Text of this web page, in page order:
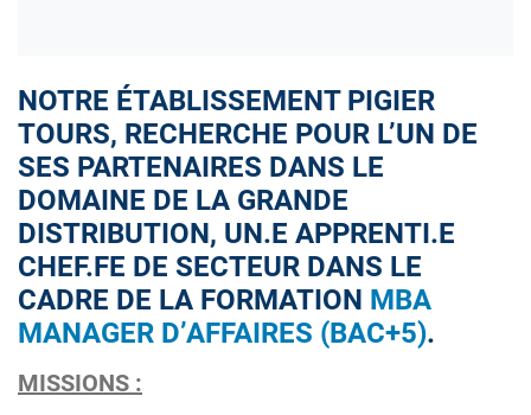
NOTRE ÉTABLISSEMENT PIGIER
TOURS, RECHERCHE POUR L’UN DE
SES PARTENAIRES DANS LE
DOMAINE DE LA GRANDE
DISTRIBUTION, UN.E APPRENTI.E
CHEF.FE DE SECTEUR DANS LE
CADRE DE LA FORMATION MBA
MANAGER D’AFFAIRES (BAC+5).
MISSIONS :